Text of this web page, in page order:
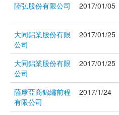
陸弘股份有限公司
2017/01/05
大同鋁業股份有限
公司
2017/01/25
大同鋁業股份有限
公司
2017/01/25
薩摩亞商錦繡前程
有限公司
2017/1/24